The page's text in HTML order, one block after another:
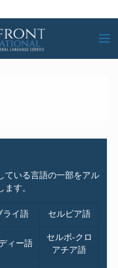
ている言語の一部をアル
す。
ライ語 セルビア語
ィー語
セルボ-クロ
アチア語